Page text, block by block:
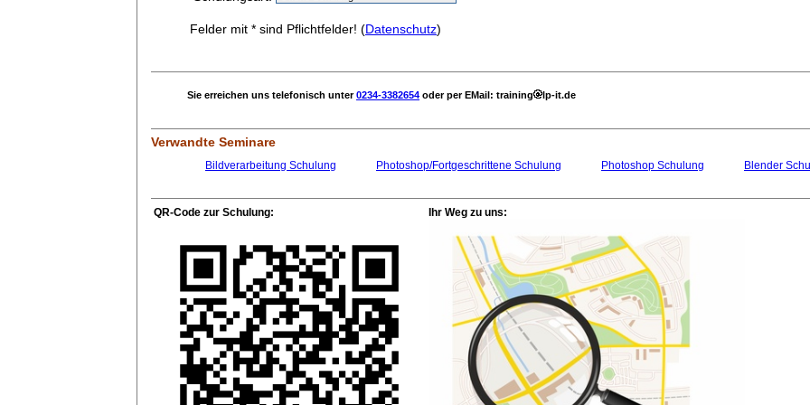
Felder mit * sind Pflichtfelder! (Datenschutz)
Sie erreichen uns telefonisch unter0234-3382654 oder per EMail: training lp-it.de
Verwandte Seminare
Bildverarbeitung Schulung Photoshop/Fortgeschrittene Schulung Photoshop Schulung Blender
QR-Code zur Schulung: Ihr Weg zu uns: